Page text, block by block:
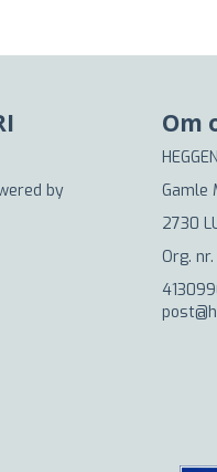
by
Om
Gamle
2730
Org.